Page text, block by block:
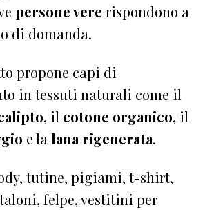
persone vere rispondono a
di domanda.
propone capi di
in tessuti naturali come il
, il cotone organico, il
e la lana rigenerata.
tutine, pigiami, t-shirt,
felpe, vestitini per